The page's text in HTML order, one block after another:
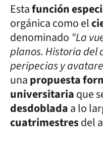
Estafunción
orgánica como el
denominado "La
planos. Historia del
peripecias y
unapropuesta
universitariaque
desdobladaa lo
cuatrimestresdel